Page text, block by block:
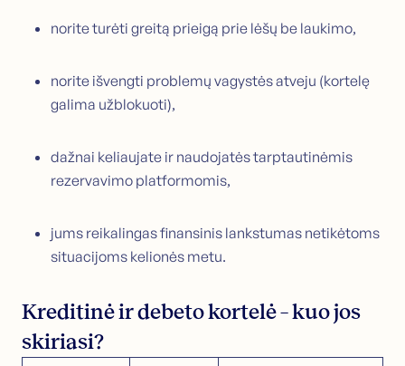
norite turėti greitą prieigą prie lėšų be laukimo,
norite išvengti problemų vagystės atveju (kortelę
galima užblokuoti),
dažnai keliaujate ir naudojatės tarptautinėmis
rezervavimo platformomis,
jums reikalingas finansinis lankstumas netikėtoms
situacijoms kelionės metu.
Kreditinė ir debeto kortelė – kuo jos
skiriasi?